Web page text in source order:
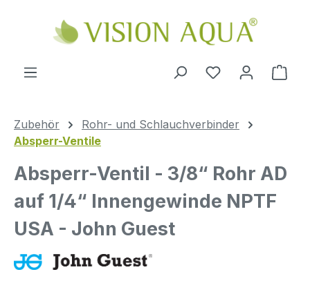
Zum Hauptinhalt springen
Zubehör
Rohr- und Schlauchverbinder
Absperr-Ventile
Absperr-Ventil - 3/8“ Rohr AD
auf 1/4“ Innengewinde NPTF
USA - John Guest